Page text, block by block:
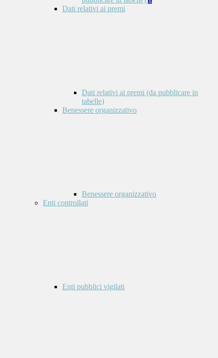
Dati relativi ai premi
Dati relativi ai premi (da pubblicare in
tabelle)
Benessere organizzativo
Benessere organizzativo
Enti controllati
Enti pubblici vigilati